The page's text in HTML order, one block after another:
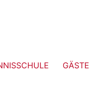
GÄSTE